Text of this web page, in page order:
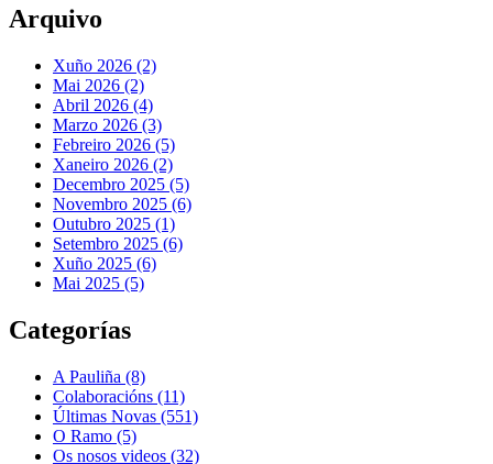
Arquivo
Xuño 2026 (2)
Mai 2026 (2)
Abril 2026 (4)
Marzo 2026 (3)
Febreiro 2026 (5)
Xaneiro 2026 (2)
Decembro 2025 (5)
Novembro 2025 (6)
Outubro 2025 (1)
Setembro 2025 (6)
Xuño 2025 (6)
Mai 2025 (5)
Categorías
A Pauliña (8)
Colaboracións (11)
Últimas Novas (551)
O Ramo (5)
Os nosos videos (32)